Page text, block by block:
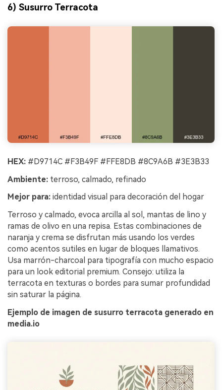
6) Susurro Terracota
HEX: #D9714C #F3B49F #FFE8DB #8C9A6B #3E3B33
Ambiente: terroso, calmado, refinado
Mejor para: identidad visual para decoración del hogar
Terroso y calmado, evoca arcilla al sol, mantas de lino y
ramas de olivo en una repisa. Estas combinaciones de
naranja y crema se disfrutan más usando los verdes
como acentos sutiles en lugar de bloques llamativos.
Usa marrón-charcoal para tipografía con mucho espacio
para un look editorial premium. Consejo: utiliza la
terracota en texturas o bordes para sumar profundidad
sin saturar la página.
Ejemplo de imagen de susurro terracota generado en
media.io